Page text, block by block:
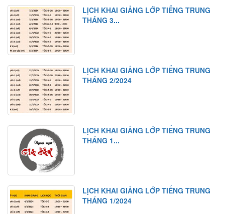
Chữ Hán
Ngữ pháp 1
Ngữ pháp 2
Bài tập nghe hiểu
Bài 11
Từ mới
Chữ Hán
Ngữ pháp 1
Ngữ pháp 2
Bài khóa
Bài tập nghe hiểu
Bài 12
LỊCH KHAI GIẢNG LỚP TIẾNG TRUNG
THÁNG 3...
LỊCH KHAI GIẢNG LỚP TIẾNG TRUNG
THÁNG 2/2024
LỊCH KHAI GIẢNG LỚP TIẾNG TRUNG
THÁNG 1...
LỊCH KHAI GIẢNG LỚP TIẾNG TRUNG
THÁNG 1/2024